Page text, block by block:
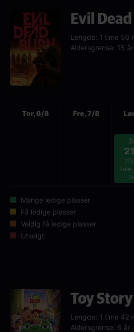
Evil
Lengde: 1 time 50
Aldersgrense: 15 år
Tor, 6/8 Fre, 7/8
Mange ledige plasser
Få ledige plasser
Veldig få ledige plasser
Utsolgt
Toy
Lengde: 1 time 42
Aldersgrense: 6 år